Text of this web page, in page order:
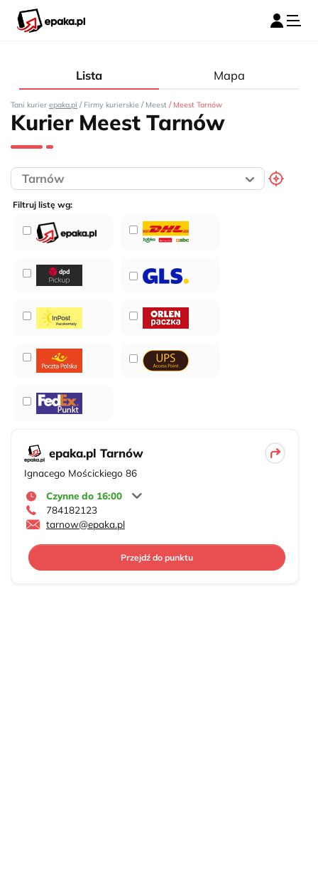
Lista Mapa
Tani kurier epaka.pl / Firmy kurierskie / Meest / Meest Tarnów
Kurier Meest Tarnów
Filtruj listę wg:
epaka.pl Tarnów
Ignacego Mościckiego 86
Czynne do 16:00
784182123
tarnow@epaka.pl
Przejdź do punktu